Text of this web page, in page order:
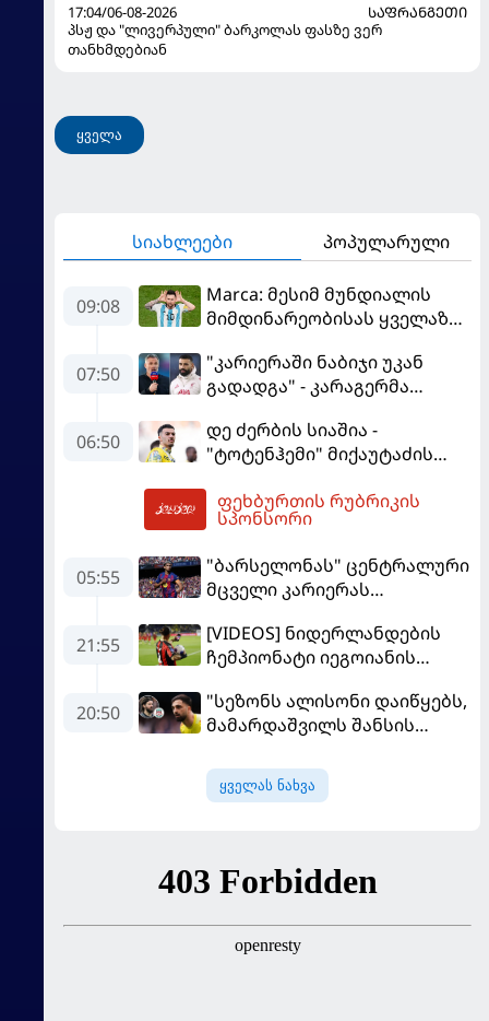
17:04/06-08-2026
ᲡᲐᲤᲠᲐᲜᲒᲔᲗᲘ
პსჟ და "ლივერპული" ბარკოლას ფასზე ვერ
თანხმდებიან
ყველა
სიახლეები პოპულარული
09:08
Marca: მესიმ მუნდიალის
მიმდინარეობისას ყველაზე
07:50
"კარიერაში ნაბიჯი უკან
გადადგა" - კარაგერმა
06:50
დე ძერბის სიაშია -
"ტოტენჰემი" მიქაუტაძის
ფეხბურთის რუბრიკის
სპონსორი
05:55
"ბარსელონას" ცენტრალური
მცველი კარიერას
გააგრძელებს
21:55
[VIDEOS] ნიდერლანდების
ჩემპიონატი იეგოიანის
MVP გახდა
20:50
"სეზონს ალისონი დაიწყებს,
მამარდაშვილს შანსის
მოთმინება სჭირდება,
რომელსაც 100%-ით
მეკარემ
ყველას ნახვა